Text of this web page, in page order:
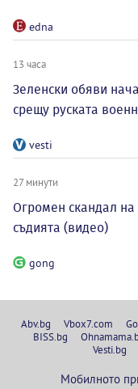
edna
13 часа
Зеленски обяви
срещу руската
vesti
27 минути
Огромен скандал
съдията (видео)
gong
Abv.bg Vbox7.com
BISS.bg
Vesti.bg
Мобилното